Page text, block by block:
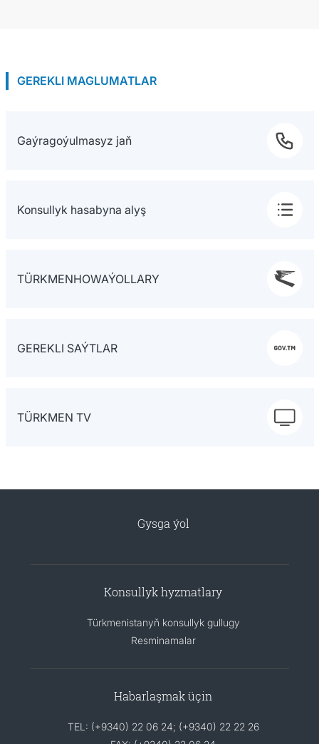
GEREKLI MAGLUMATLAR
Gaýragoýulmasyz jaň
Konsullyk hasabyna alyş
TÜRKMENHOWAÝOLLARY
GEREKLI SAÝTLAR
TÜRKMEN TV
Gysga ýol
Konsullyk hyzmatlary
Türkmenistanyň konsullyk gullugy
Resminamalar
Habarlaşmak üçin
TEL: (+9340) 22 06 24; (+9340) 22 22 26